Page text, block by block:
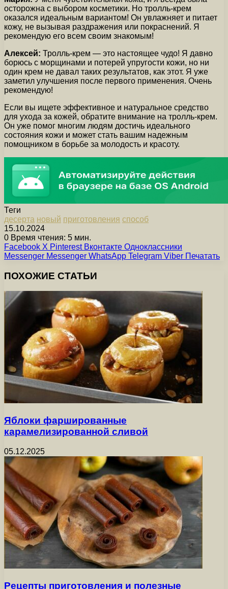
осторожна с выбором косметики. Но тролль-крем
оказался идеальным вариантом! Он увлажняет и питает
кожу, не вызывая раздражения или покраснений. Я
рекомендую его всем своим знакомым!
Алексей: Тролль-крем — это настоящее чудо! Я давно
борюсь с морщинами и потерей упругости кожи, но ни
один крем не давал таких результатов, как этот. Я уже
заметил улучшения после первого применения. Очень
рекомендую!
Если вы ищете эффективное и натуральное средство
для ухода за кожей, обратите внимание на тролль-крем.
Он уже помог многим людям достичь идеального
состояния кожи и может стать вашим надежным
помощником в борьбе за молодость и красоту.
Теги
десерта новый приготовления способ
15.10.2024
0 Время чтения: 5 мин.
Facebook X Pinterest Вконтакте Одноклассники
Messenger Messenger WhatsApp Telegram Viber Печатать
ПОХОЖИЕ СТАТЬИ
Яблоки фаршированные
карамелизированной сливой
05.12.2025
Рецепты приготовления и полезные